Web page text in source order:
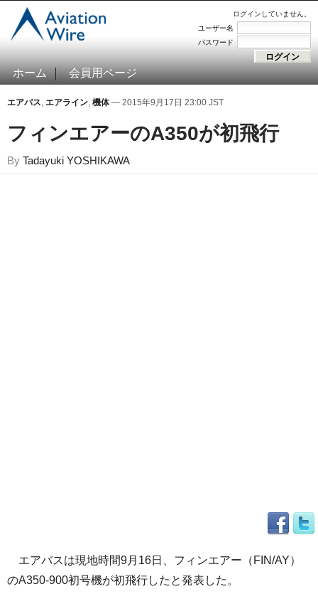
ログインしていません。
ユーザー名
パスワード
ホーム 会員用ページ
エアバス, エアライン, 機体— 2015年9月17日 23:00 JST
フィンエアーのA350が初飛行
By Tadayuki YOSHIKAWA
エアバスは現地時間9月16日、フィンエアー（FIN/AY）
のA350-900初号機が初飛行したと発表した。